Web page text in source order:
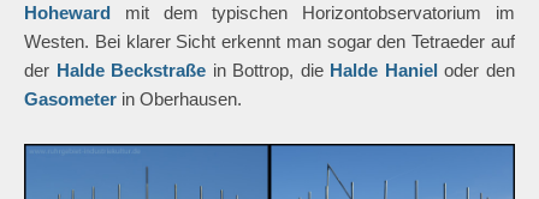
Hoheward mit dem typischen Horizontobservatorium im
Westen. Bei klarer Sicht erkennt man sogar den Tetraeder auf
der Halde Beckstraße in Bottrop, die Halde Hanieloder den
Gasometer in Oberhausen.